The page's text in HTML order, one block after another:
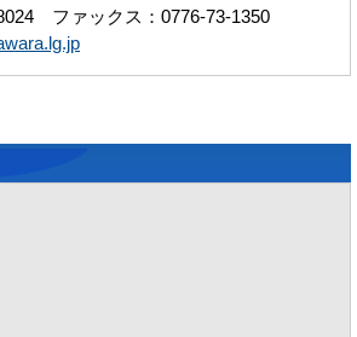
ファックス：0776-73-1350